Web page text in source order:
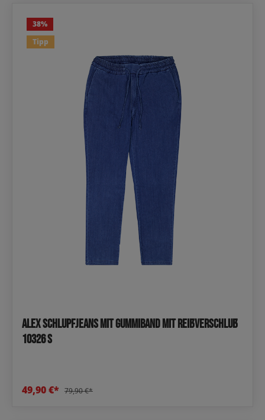
38%
Tipp
Alex Schlupfjeans mit Gummiband mit Reißverschluß
10326 S
49,90 €* 79,90 €*